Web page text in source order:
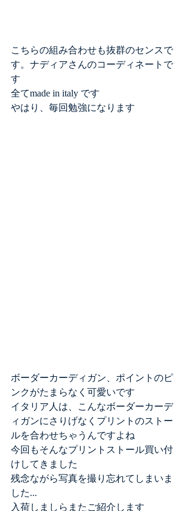
こちらの組み合わせも抜群のセンスで
す。ナディアさんのコーディネートで
す
全てmade in italy です
やはり、毎回勉強になります
ボーダーカーディガン、ポイントのピ
ンクがたまらなく可愛いです
イタリア人は、こんなボーダーカーデ
ィガンにさりげなくプリントのストー
ルを合わせちゃうんですよね
今回もそんなプリントストール買い付
けしてきました
残念ながら写真を撮り忘れてしまいま
した...
入荷しましらまたご紹介します